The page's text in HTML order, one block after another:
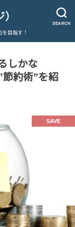
SEARCH
目指す！
しかな
節約術”を紹
SAVE